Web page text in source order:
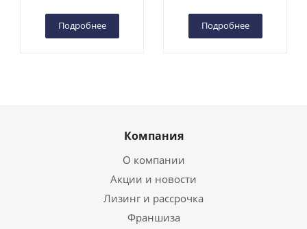
Подробнее Подробнее
Компания
О компании
Акции и новости
Лизинг и рассрочка
Франшиза